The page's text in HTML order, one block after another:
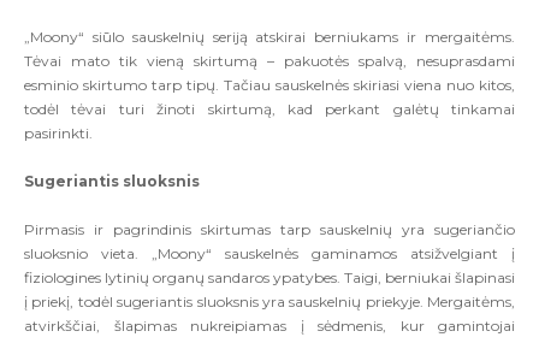
„Moony“ siūlo sauskelnių seriją atskirai berniukams ir mergaitėms.
Tėvai mato tik vieną skirtumą – pakuotės spalvą, nesuprasdami
esminio skirtumo tarp tipų. Tačiau sauskelnės skiriasi viena nuo kitos,
todėl tėvai turi žinoti skirtumą, kad perkant galėtų tinkamai
pasirinkti.
Sugeriantis sluoksnis
Pirmasis ir pagrindinis skirtumas tarp sauskelnių yra sugeriančio
sluoksnio vieta. „Moony“ sauskelnės gaminamos atsižvelgiant į
fiziologines lytinių organų sandaros ypatybes. Taigi, berniukai šlapinasi
į priekį, todėl sugeriantis sluoksnis yra sauskelnių priekyje. Mergaitėms,
atvirkščiai, šlapimas nukreipiamas į sėdmenis, kur gamintojai